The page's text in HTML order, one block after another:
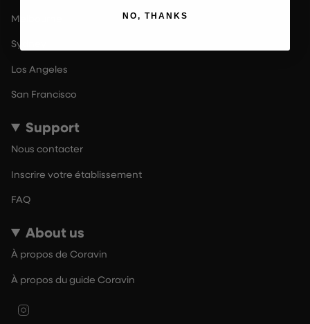
Melbourne
Sydney
Los Angeles
San Francisco
Support
Nous contacter
Inscrire votre établissement
FAQ
About us
À propos de Coravin
À propos du guide Coravin
NO, THANKS